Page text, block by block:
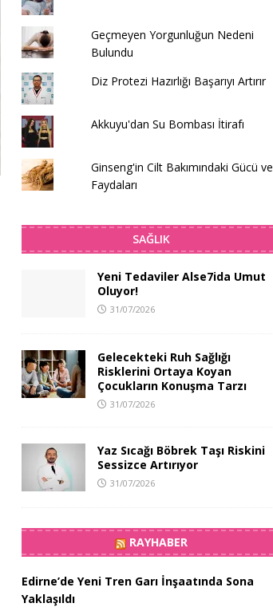
Geçmeyen Yorgunluğun Nedeni
Bulundu
Diz Protezi Hazırlığı Başarıyı Artırır
Akkuyu'dan Su Bombası İtirafı
Ginseng'in Cilt Bakımındaki Gücü ve
Faydaları
SAĞLIK
Yeni Tedaviler Alse7ida Umut
Oluyor!
31/07/2026
Gelecekteki Ruh Sağlığı
Risklerini Ortaya Koyan
Çocukların Konuşma Tarzı
31/07/2026
Yaz Sıcağı Böbrek Taşı Riskini
Sessizce Artırıyor
31/07/2026
RAYHABER
Edirne’de Yeni Tren Garı İnşaatında Sona
Yaklaşıldı